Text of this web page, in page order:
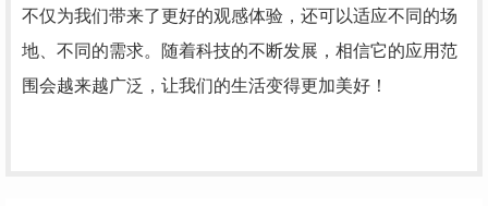
不仅为我们带来了更好的观感体验，还可以适应不同的场
地、不同的需求。随着科技的不断发展，相信它的应用范
围会越来越广泛，让我们的生活变得更加美好！